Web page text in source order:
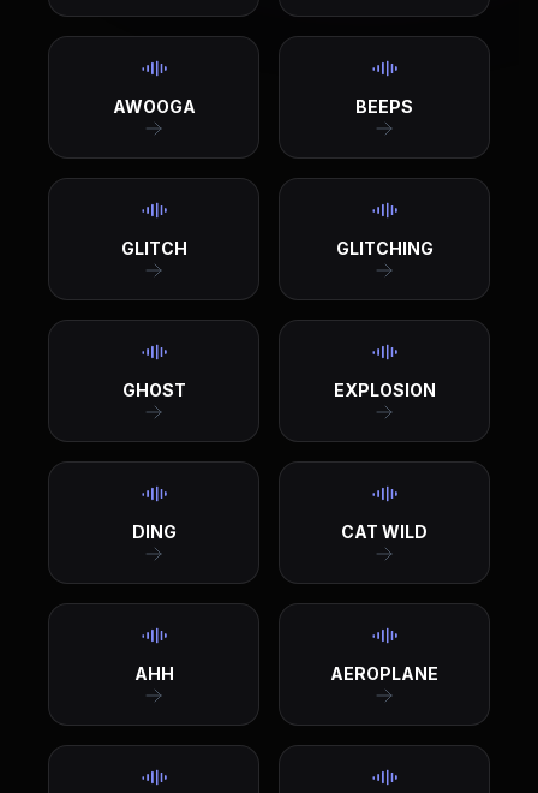
AWOOGA BEEPS
GLITCH GLITCHING
GHOST EXPLOSION
DING CAT WILD
AHH AEROPLANE